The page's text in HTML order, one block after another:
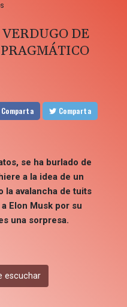
DE
Comparta Comparta
se ha burlado de
a la idea de un
la avalancha de tuits
Elon Musk por su
una sorpresa.
escuchar